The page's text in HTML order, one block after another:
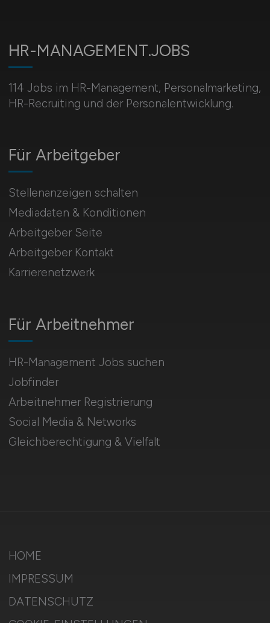
HR-MANAGEMENT.JOBS
114 Jobs im HR-Management, Personal­marketing,
HR-Recruiting und der Personalentwicklung.
Für Arbeitnehmer
HR-Management Jobs suchen
Jobfinder
Arbeitnehmer Registrierung
Social Media & Networks
Gleichberechtigung & Vielfalt
Für Arbeitgeber
Stellenanzeigen schalten
Mediadaten & Konditionen
Arbeitgeber Seite
Arbeitgeber Kontakt
Karrierenetzwerk
HOME
IMPRESSUM
DATENSCHUTZ